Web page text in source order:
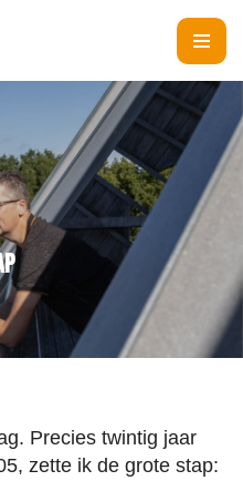
Precies twintig jaar
zette ik de grote stap: